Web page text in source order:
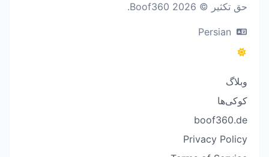
حق تکثیر © 2026 Boof360.
وبلاگ
کوکی‌ها
boof360.de
Privacy Policy